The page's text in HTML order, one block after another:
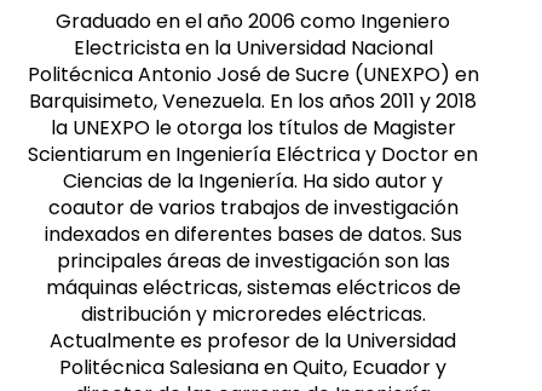
Masculino
Graduado en el año 2006 como Ingeniero
Electricista en la Universidad Nacional
Politécnica Antonio José de Sucre (UNEXPO) en
Barquisimeto, Venezuela. En los años 2011 y 2018
la UNEXPO le otorga los títulos de Magister
Scientiarum en Ingeniería Eléctrica y Doctor en
Ciencias de la Ingeniería. Ha sido autor y
coautor de varios trabajos de investigación
indexados en diferentes bases de datos. Sus
principales áreas de investigación son las
máquinas eléctricas, sistemas eléctricos de
distribución y microredes eléctricas.
Actualmente es profesor de la Universidad
Politécnica Salesiana en Quito, Ecuador y